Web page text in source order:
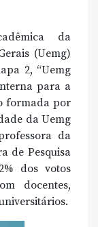
da
(Uemg)
2, “Uemg
para a
formada por
da Uemg
da
de Pesquisa
dos votos
docentes,